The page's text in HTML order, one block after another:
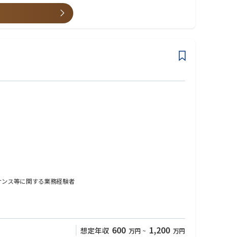
ス等に関する業務経験者
想定年収 600 万円 ~ 1,200 万円